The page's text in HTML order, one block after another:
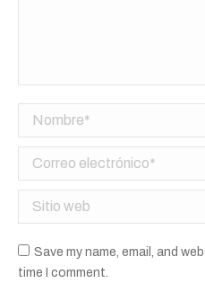
Nombre *
Correo electrónico *
Sitio web
Save my name, email, and
time I comment.